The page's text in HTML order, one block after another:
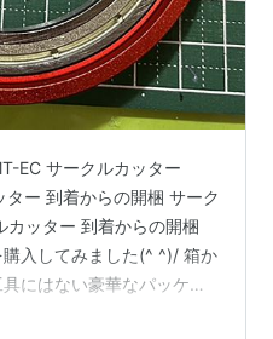
EC サークルカッター
ター 到着からの開梱 サーク
カッター 到着からの開梱
入してみました(^ ^)/ 箱か
にはない豪華なパッケー